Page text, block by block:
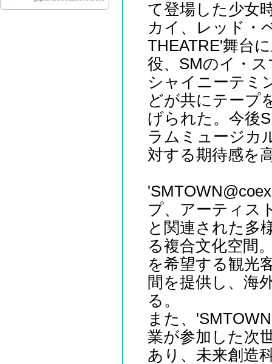
て登場した少女
カイ、レッド・
THEATRE'舞台
役、SMのイ・
シャイニーテミ
どが共にテープ
げられた。今後
ラムミュージカ
対する期待感を
プ、アーティス
と関連された多
る複合文化空間
を希望する観光
間を提供し、海
る。
また、
業が参加した次
あり、未来創造